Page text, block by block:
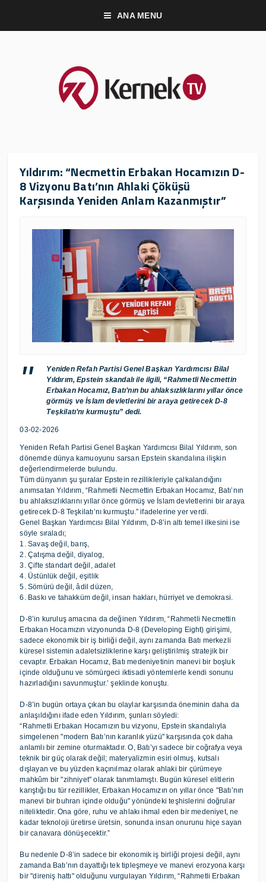
ANA MENU
Yıldırım: “Necmettin Erbakan Hocamızın D-
8 Vizyonu Batı’nın Ahlaki Çöküşü
Karşısında Yeniden Anlam Kazanmıştır”
Yeniden Refah Partisi Genel Başkan Yardımcısı Bilal
Yıldırım, Epstein skandalı ile ilgili, “Rahmetli Necmettin
Erbakan Hocamız, Batı’nın bu ahlaksızlıklarını yıllar önce
görmüş ve İslam devletlerini bir araya getirecek D-8
Teşkilatı’nı kurmuştu” dedi.
03-02-2026
Yeniden Refah Partisi Genel Başkan Yardımcısı Bilal Yıldırım, son
dönemde dünya kamuoyunu sarsan Epstein skandalına ilişkin
değerlendirmelerde bulundu.
Tüm dünyanın şu şuralar Epstein rezillikleriyle çalkalandığını
anımsatan Yıldırım, “Rahmetli Necmettin Erbakan Hocamız, Batı’nın
bu ahlaksızlıklarını yıllar önce görmüş ve İslam devletlerini bir araya
getirecek D-8 Teşkilatı’nı kurmuştu.” ifadelerine yer verdi.
Genel Başkan Yardımcısı Bilal Yıldırım, D-8’in altı temel ilkesini ise
söyle sıraladı;
1. Savaş değil, barış,
2. Çatışma değil, diyalog,
3. Çifte standart değil, adalet
4. Üstünlük değil, eşitlik
5. Sömürü değil, âdil düzen,
6. Baskı ve tahakküm değil, insan hakları, hürriyet ve demokrasi.
D-8’in kuruluş amacına da değinen Yıldırım, “Rahmetli Necmettin
Erbakan Hocamızın vizyonunda D-8 (Developing Eight) girişimi,
sadece ekonomik bir iş birliği değil, aynı zamanda Batı merkezli
küresel sistemin adaletsizliklerine karşı geliştirilmiş stratejik bir
cevaptır. Erbakan Hocamız, Batı medeniyetinin manevi bir boşluk
içinde olduğunu ve sömürgeci iktisadi yöntemlerle kendi sonunu
hazırladığını savunmuştur.’ şeklinde konuştu.
D-8’in bugün ortaya çıkan bu olaylar karşısında öneminin daha da
anlaşıldığını ifade eden Yıldırım, şunları söyledi:
“Rahmetli Erbakan Hocamızın bu vizyonu, Epstein skandalıyla
simgelenen "modern Batı’nın karanlık yüzü" karşısında çok daha
anlamlı bir zemine oturmaktadır. O, Batı’yı sadece bir coğrafya veya
teknik bir güç olarak değil; materyalizmin esiri olmuş, kutsalı
dışlayan ve bu yüzden kaçınılmaz olarak ahlaki bir çürümeye
mahkûm bir "zihniyet" olarak tanımlamıştı. Bugün küresel elitlerin
karıştığı bu tür rezillikler, Erbakan Hocamızın on yıllar önce "Batı’nın
manevi bir buhran içinde olduğu" yönündeki teşhislerini doğrular
niteliktedir. Ona göre, ruhu ve ahlakı ihmal eden bir medeniyet, ne
kadar teknoloji üretirse üretsin, sonunda insan onurunu hiçe sayan
bir canavara dönüşecektir.”
Bu nedenle D-8’in sadece bir ekonomik iş birliği projesi değil, aynı
zamanda Batı’nın dayattığı tek tipleşmeye ve manevi erozyona karşı
bir "direniş hattı" olduğunu vurgulayan Yıldırım, “Rahmetli Erbakan